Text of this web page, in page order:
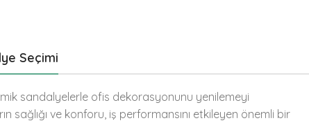
Seçimi
sandalyelerle ofis dekorasyonunu yenilemeyi
sağlığı ve konforu, iş performansını etkileyen önemli bir